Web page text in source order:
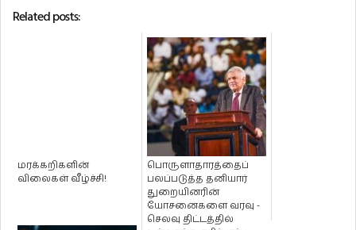
Related posts:
மரக்கறிகளின்
விலைகள் வீழ்ச்சி!
பொருளாதாரத்தைப்
பலப்படுத்த தனியார்
துறையினரின்
யோசனைகளை வரவு -
செலவு திட்டத்தில்